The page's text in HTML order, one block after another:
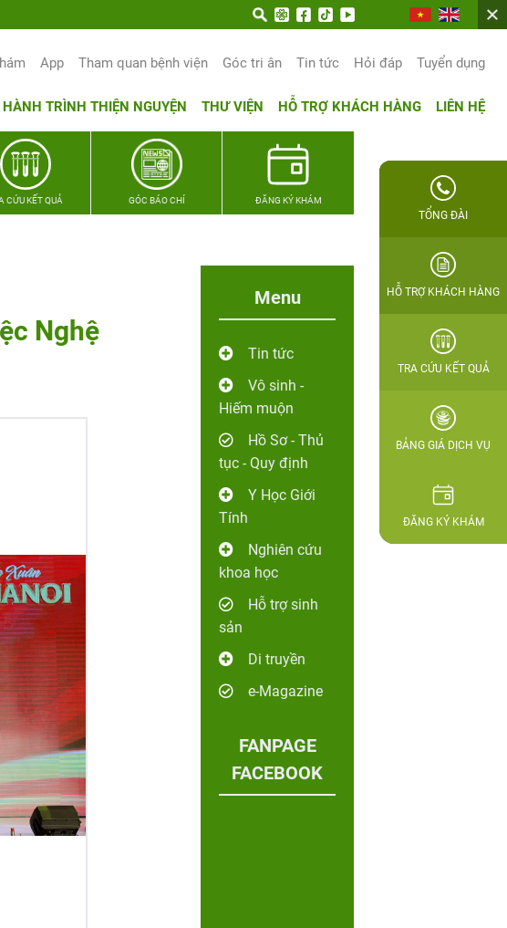
App Tham quan bệnh viện Góc tri ân Tin tức Hỏi đáp Tuyển dụng
HÀNH TRÌNH THIỆN NGUYỆN THƯ VIỆN HỖ TRỢ KHÁCH HÀNG LIÊN HỆ
CỨU KẾT QUẢ GÓC BÁO CHÍ ĐĂNG KÝ KHÁM
Nghệ
Menu
Tin tức
Vô sinh -
Hiếm muộn
Hồ Sơ - Thủ
tục - Quy định
Y Học Giới
Tính
Nghiên cứu
khoa học
Hỗ trợ sinh
sản
Di truyền
e-Magazine
FANPAGE
FACEBOOK
TỔNG ĐÀI
HỖ TRỢ KHÁCH HÀNG
TRA CỨU KẾT QUẢ
BẢNG GIÁ DỊCH VỤ
ĐĂNG KÝ KHÁM